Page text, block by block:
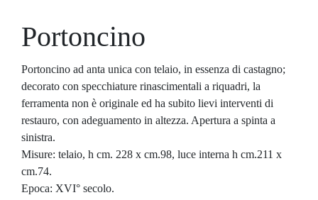
Portoncino
Portoncino ad anta unica con telaio, in essenza di castagno;
decorato con specchiature rinascimentali a riquadri, la
ferramenta non è originale ed ha subito lievi interventi di
restauro, con adeguamento in altezza. Apertura a spinta a
sinistra.
Misure: telaio, h cm. 228 x cm.98, luce interna h cm.211 x
cm.74.
Epoca: XVI° secolo.